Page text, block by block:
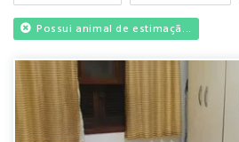
Possui animal de estimaçã...